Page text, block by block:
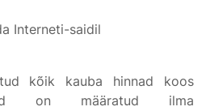
Interneti-saidil
kõik kauba hinnad koos
on määratud ilma